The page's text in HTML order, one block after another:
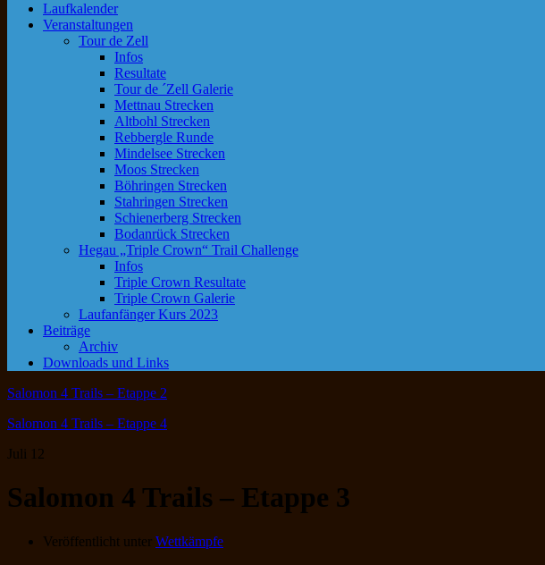
Laufkalender
Veranstaltungen
Tour de Zell
Infos
Resultate
Tour de ´Zell Galerie
Mettnau Strecken
Altbohl Strecken
Rebbergle Runde
Mindelsee Strecken
Moos Strecken
Böhringen Strecken
Stahringen Strecken
Schienerberg Strecken
Bodanrück Strecken
Hegau „Triple Crown“ Trail Challenge
Infos
Triple Crown Resultate
Triple Crown Galerie
Laufanfänger Kurs 2023
Beiträge
Archiv
Downloads und Links
Salomon 4 Trails – Etappe 2
Salomon 4 Trails – Etappe 4
Juli 12
Salomon 4 Trails – Etappe 3
Veröffentlicht unter Wettkämpfe